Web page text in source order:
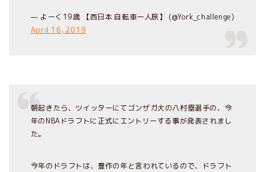
— よーく19歳 【西日本 自転車一人旅】 (@York_challenge)
April 16, 2019
朝起きたら、ツイッターにてゴンザガ大の八村塁選手の、今
年のNBAドラフトに正式にエントリーする事が発表されまし
た。
今年のドラフトは、豊作の年と言われているので、ドラフト